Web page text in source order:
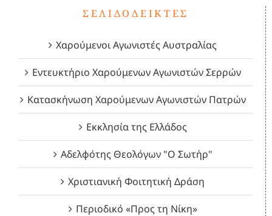
ΣΕΛΙΔΟΔΕΊΚΤΕΣ
Χαρούμενοι Αγωνιστές Αυστραλίας
Εντευκτήριο Χαρούμενων Αγωνιστών Σερρών
Κατασκήνωση Χαρούμενων Αγωνιστών Πατρών
Εκκλησία της Ελλάδος
Αδελφότης Θεολόγων "Ο Σωτήρ"
Χριστιανική Φοιτητική Δράση
Περιοδικό «Προς τη Νίκη»